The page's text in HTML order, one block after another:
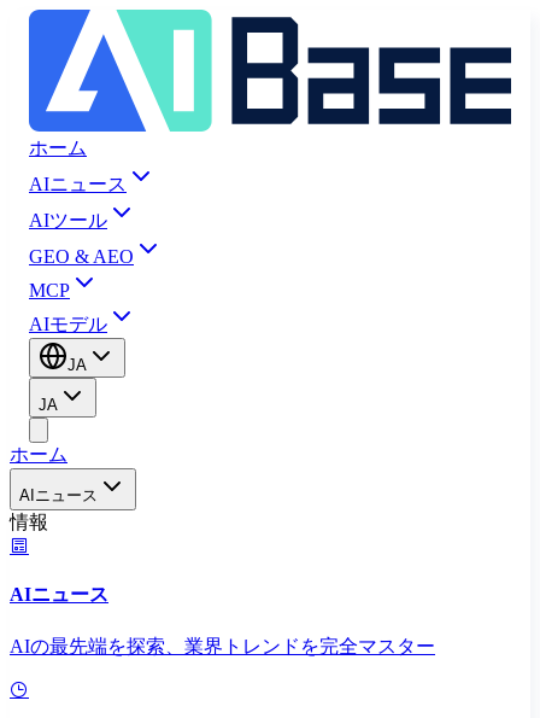
ホーム
AIニュース
AIツール
GEO & AEO
MCP
AIモデル
JA
JA
ホーム
AIニュース
情報
AIニュース
AIの最先端を探索、業界トレンドを完全マスター